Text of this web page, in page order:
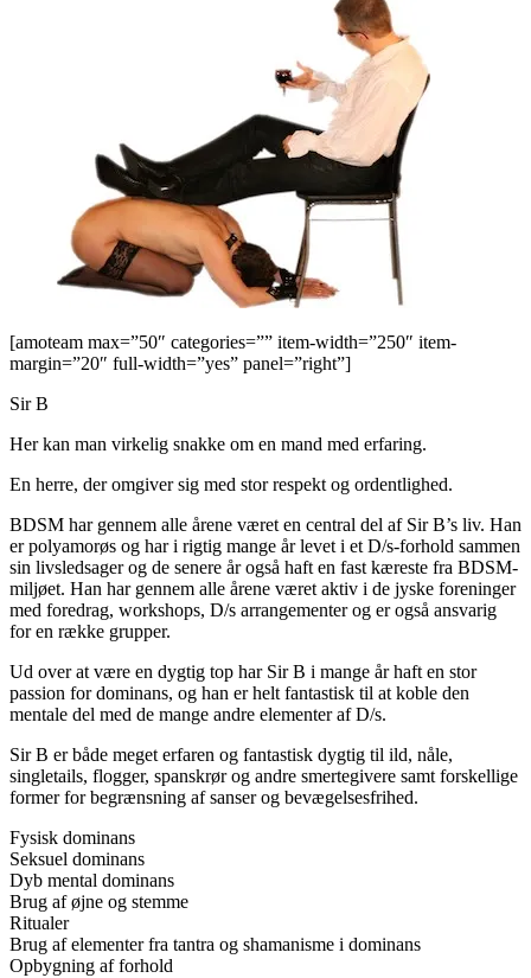
[amoteam max=”50″ categories=”” item-width=”250″ item-
margin=”20″ full-width=”yes” panel=”right”]
Sir B
Her kan man virkelig snakke om en mand med erfaring.
En herre, der omgiver sig med stor respekt og ordentlighed.
BDSM har gennem alle årene været en central del af Sir B’s liv. Han
er polyamorøs og har i rigtig mange år levet i et D/s-forhold sammen
sin livsledsager og de senere år også haft en fast kæreste fra BDSM-
miljøet. Han har gennem alle årene været aktiv i de jyske foreninger
med foredrag, workshops, D/s arrangementer og er også ansvarig
for en række grupper.
Ud over at være en dygtig top har Sir B i mange år haft en stor
passion for dominans, og han er helt fantastisk til at koble den
mentale del med de mange andre elementer af D/s.
Sir B er både meget erfaren og fantastisk dygtig til ild, nåle,
singletails, flogger, spanskrør og andre smertegivere samt forskellige
former for begrænsning af sanser og bevægelsesfrihed.
Fysisk dominans
Seksuel dominans
Dyb mental dominans
Brug af øjne og stemme
Ritualer
Brug af elementer fra tantra og shamanisme i dominans
Opbygning af forhold